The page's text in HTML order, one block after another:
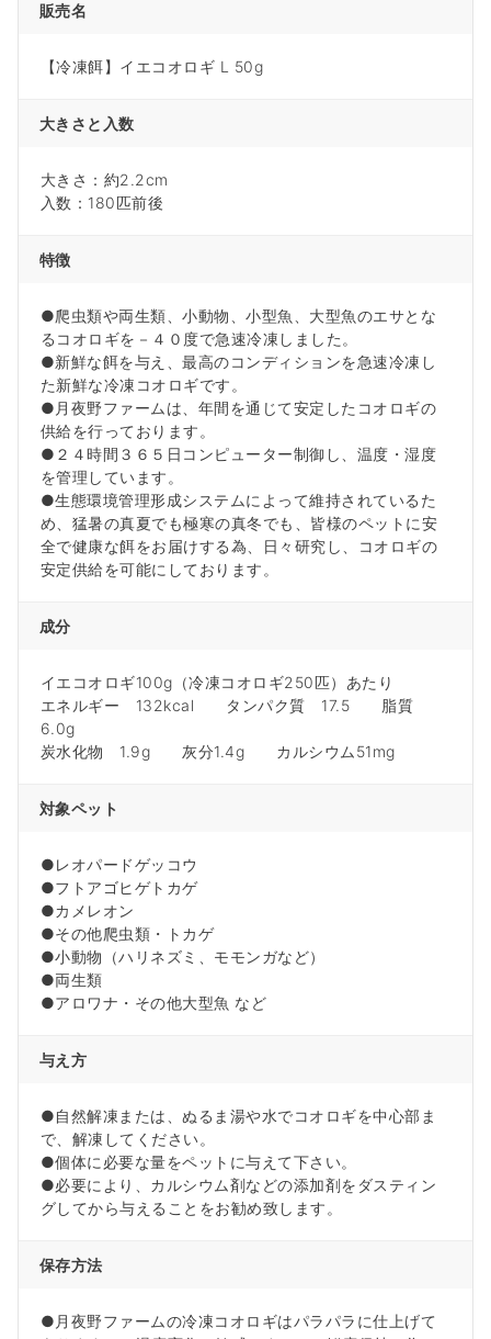
販売名
【冷凍餌】イエコオロギ L 50g
大きさと入数
大きさ：約2.2cm
入数：180匹前後
特徴
●爬虫類や両生類、小動物、小型魚、大型魚のエサとな
るコオロギを－４０度で急速冷凍しました。
●新鮮な餌を与え、最高のコンディションを急速冷凍し
た新鮮な冷凍コオロギです。
●月夜野ファームは、年間を通じて安定したコオロギの
供給を行っております。
●２４時間３６５日コンピューター制御し、温度・湿度
を管理しています。
●生態環境管理形成システムによって維持されているた
め、猛暑の真夏でも極寒の真冬でも、皆様のペットに安
全で健康な餌をお届けする為、日々研究し、コオロギの
安定供給を可能にしております。
成分
イエコオロギ100g（冷凍コオロギ250匹）あたり
エネルギー 132kcal タンパク質 17.5 脂質
6.0g
炭水化物 1.9g 灰分1.4g カルシウム51mg
対象ペット
●レオパードゲッコウ
●フトアゴヒゲトカゲ
●カメレオン
●その他爬虫類・トカゲ
●小動物（ハリネズミ、モモンガなど）
●両生類
●アロワナ・その他大型魚 など
与え方
●自然解凍または、ぬるま湯や水でコオロギを中心部ま
で、解凍してください。
●個体に必要な量をペットに与えて下さい。
●必要により、カルシウム剤などの添加剤をダスティン
グしてから与えることをお勧め致します。
保存方法
●月夜野ファームの冷凍コオロギはパラパラに仕上げて